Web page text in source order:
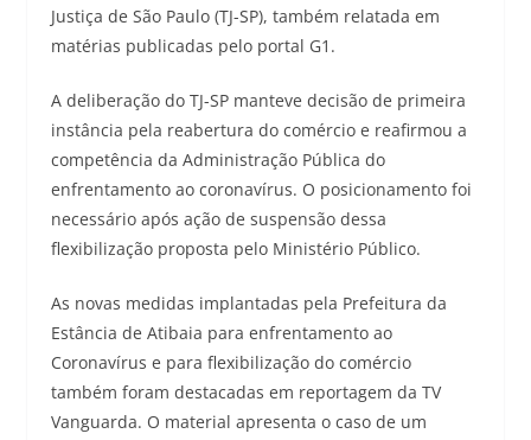
Justiça de São Paulo (TJ-SP), também relatada em
matérias publicadas pelo portal G1.
A deliberação do TJ-SP manteve decisão de primeira
instância pela reabertura do comércio e reafirmou a
competência da Administração Pública do
enfrentamento ao coronavírus. O posicionamento foi
necessário após ação de suspensão dessa
flexibilização proposta pelo Ministério Público.
As novas medidas implantadas pela Prefeitura da
Estância de Atibaia para enfrentamento ao
Coronavírus e para flexibilização do comércio
também foram destacadas em reportagem da TV
Vanguarda. O material apresenta o caso de um